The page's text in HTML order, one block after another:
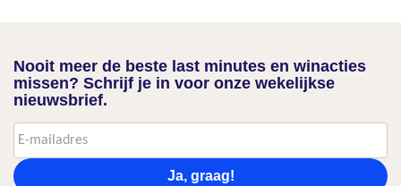
Nooit meer de beste last minutes en winacties
missen? Schrijf je in voor onze wekelijkse
nieuwsbrief.
Ja, graag!